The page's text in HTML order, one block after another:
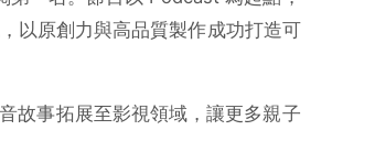
以原創力與高品質製作成功打造可
故事拓展至影視領域，讓更多親子